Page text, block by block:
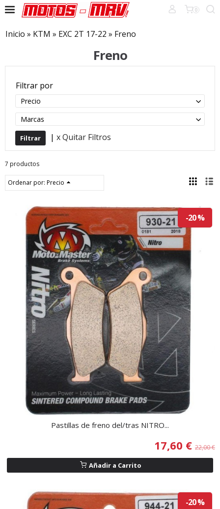
0
Inicio » KTM » EXC 2T 17-22 » Freno
Freno
Filtrar por
Precio
Marcas
| x Quitar Filtros
7 productos
Ordenar por: Precio
-20 %
Pastillas de freno del/tras NITRO...
17,60 € 22,00 €
Añadir a Carrito
-20 %